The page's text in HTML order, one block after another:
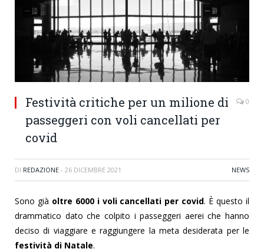
Festività critiche per un milione di
passeggeri con voli cancellati per
covid
0
DI REDAZIONE - 26 DICEMBRE 2021 NEWS
Sono già oltre 6000 i voli cancellati per covid. È questo il
drammatico dato che colpito i passeggeri aerei che hanno
deciso di viaggiare e raggiungere la meta desiderata per le
festività di Natale.